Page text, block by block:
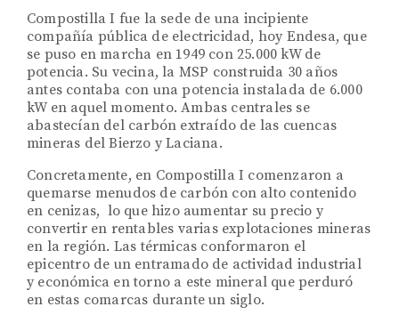
Compostilla I fue la sede de una incipiente
compañía pública de electricidad, hoy Endesa, que
se puso en marcha en 1949 con 25.000 kW de
potencia. Su vecina, la MSP construida 30 años
antes contaba con una potencia instalada de 6.000
kW en aquel momento. Ambas centrales se
abastecían del carbón extraído de las cuencas
mineras del Bierzo y Laciana.
Concretamente, en Compostilla I comenzaron a
quemarse menudos de carbón con alto contenido
en cenizas, lo que hizo aumentar su precio y
convertir en rentables varias explotaciones mineras
en la región. Las térmicas conformaron el
epicentro de un entramado de actividad industrial
y económica en torno a este mineral que perduró
en estas comarcas durante un siglo.